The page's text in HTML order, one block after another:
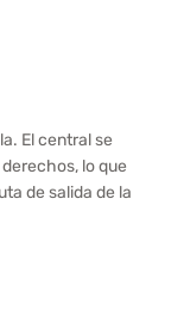
El central se
lo que
de salida de la